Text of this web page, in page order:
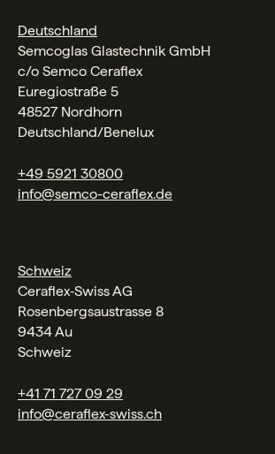
Deutschland
Semcoglas Glastechnik GmbH
c/o Semco Ceraflex
Euregiostraße 5
48527 Nordhorn
Deutschland/Benelux
+49 5921 30800
info@semco-ceraflex.de
Schweiz
Ceraflex‑Swiss AG
Rosenbergsaustrasse 8
9434 Au
Schweiz
+41 71 727 09 29
info@ceraflex-swiss.ch